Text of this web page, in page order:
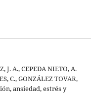
J. A., CEPEDA NIETO, A.
C., GONZÁLEZ TOVAR,
ansiedad, estrés y